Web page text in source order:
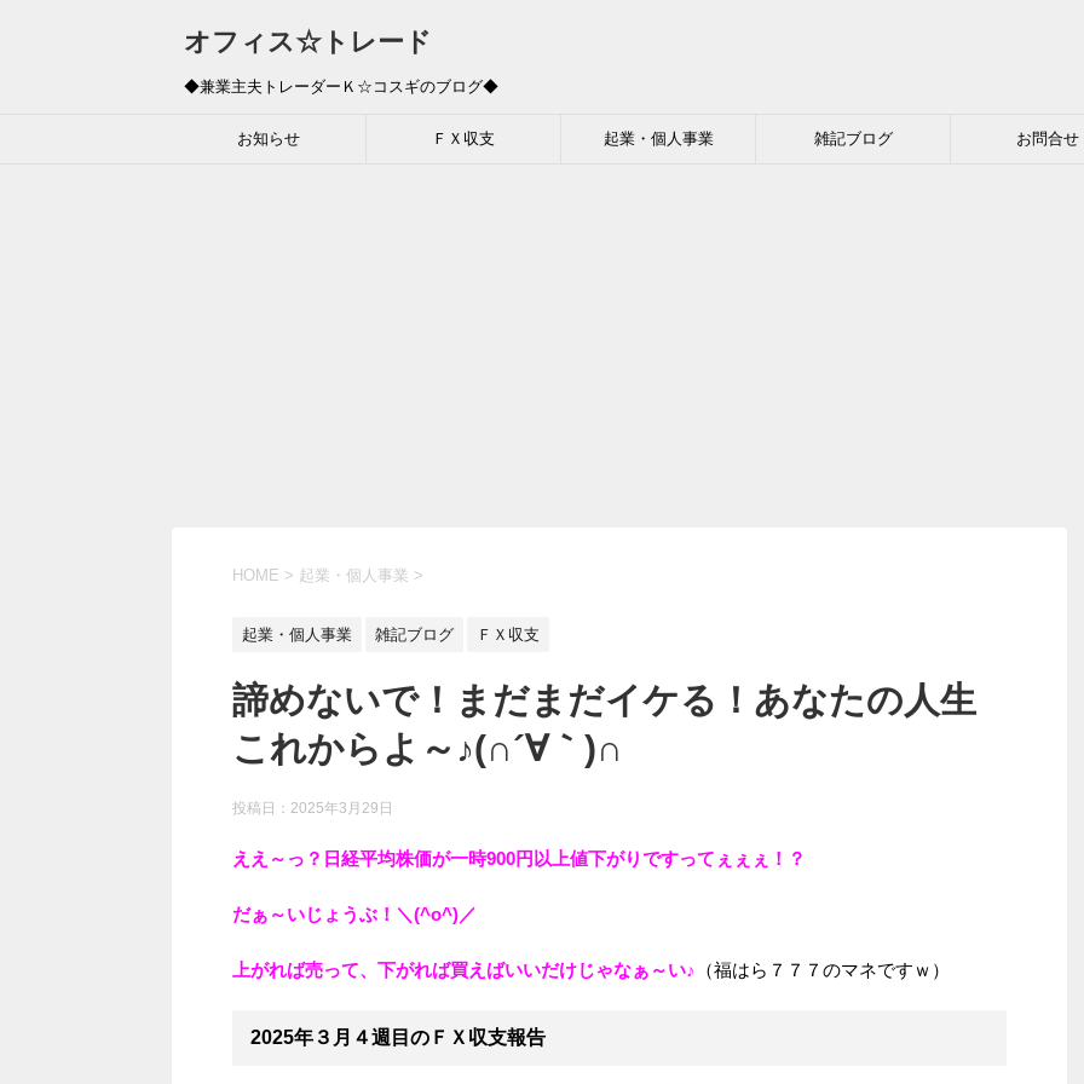
オフィス☆トレード
◆兼業主夫トレーダーＫ☆コスギのブログ◆
お知らせ ＦＸ収支 起業・個人事業 雑記ブログ お問合せ
HOME > 起業・個人事業 >
起業・個人事業 雑記ブログ ＦＸ収支
諦めないで！まだまだイケる！あなたの人生
これからよ～♪(∩´∀｀)∩
投稿日： 2025年3月29日
ええ～っ？日経平均株価が一時900円以上値下がりですってぇぇぇ！？
だぁ～いじょうぶ！＼(^o^)／
上がれば売って、下がれば買えばいいだけじゃなぁ～い♪ （福はら７７７のマネですｗ）
2025年３月４週目のＦＸ収支報告